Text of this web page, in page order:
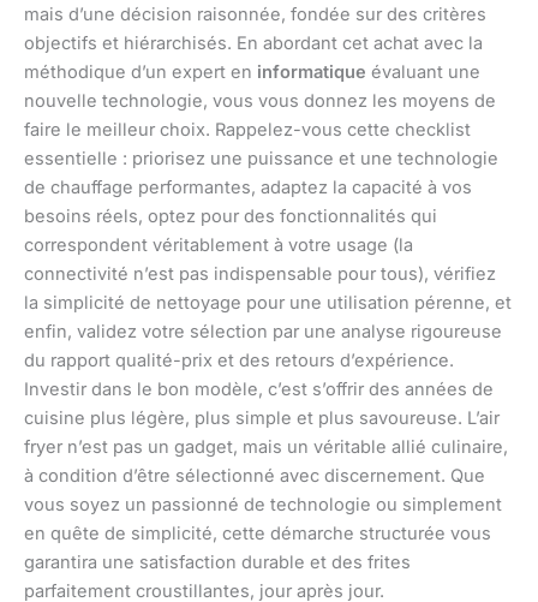
mais d’une décision raisonnée, fondée sur des critères
objectifs et hiérarchisés. En abordant cet achat avec la
méthodique d’un expert en informatique évaluant une
nouvelle technologie, vous vous donnez les moyens de
faire le meilleur choix. Rappelez-vous cette checklist
essentielle : priorisez une puissance et une technologie
de chauffage performantes, adaptez la capacité à vos
besoins réels, optez pour des fonctionnalités qui
correspondent véritablement à votre usage (la
connectivité n’est pas indispensable pour tous), vérifiez
la simplicité de nettoyage pour une utilisation pérenne, et
enfin, validez votre sélection par une analyse rigoureuse
du rapport qualité-prix et des retours d’expérience.
Investir dans le bon modèle, c’est s’offrir des années de
cuisine plus légère, plus simple et plus savoureuse. L’air
fryer n’est pas un gadget, mais un véritable allié culinaire,
à condition d’être sélectionné avec discernement. Que
vous soyez un passionné de technologie ou simplement
en quête de simplicité, cette démarche structurée vous
garantira une satisfaction durable et des frites
parfaitement croustillantes, jour après jour.